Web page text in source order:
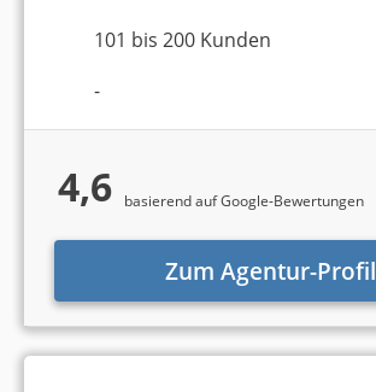
101 bis 200 Kunden
-
4,6 basierend auf Google-Bewertungen
Zum Agentur-Profil